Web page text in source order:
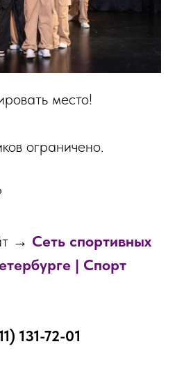
место!
ограничено.
→ Сеть спортивных
| Cпорт
131-72-01